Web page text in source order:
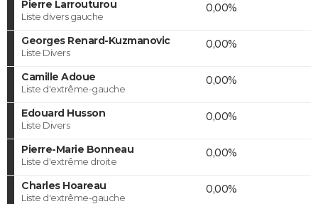
Pierre Larrouturou
Liste divers gauche
0,00%
Georges Renard-Kuzmanovic
Liste Divers
0,00%
Camille Adoue
Liste d'extrême-gauche
0,00%
Edouard Husson
Liste Divers
0,00%
Pierre-Marie Bonneau
Liste d'extrême droite
0,00%
Charles Hoareau
Liste d'extrême-gauche
0,00%